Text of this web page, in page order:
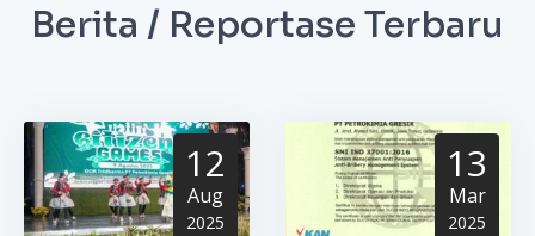
Berita / Reportase Terbaru
12
Aug
2025
13
Mar
2025